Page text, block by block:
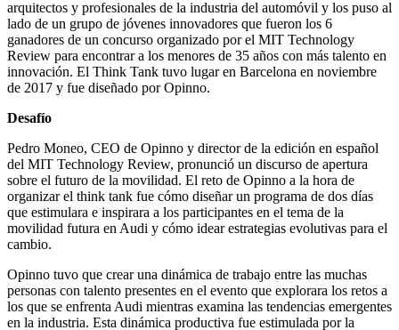
arquitectos y profesionales de la industria del automóvil y los puso al
lado de un grupo de jóvenes innovadores que fueron los 6
ganadores de un concurso organizado por el MIT Technology
Review para encontrar a los menores de 35 años con más talento en
innovación. El Think Tank tuvo lugar en Barcelona en noviembre
de 2017 y fue diseñado por Opinno.
Desafío
Pedro Moneo, CEO de Opinno y director de la edición en español
del MIT Technology Review, pronunció un discurso de apertura
sobre el futuro de la movilidad. El reto de Opinno a la hora de
organizar el think tank fue cómo diseñar un programa de dos días
que estimulara e inspirara a los participantes en el tema de la
movilidad futura en Audi y cómo idear estrategias evolutivas para el
cambio.
Opinno tuvo que crear una dinámica de trabajo entre las muchas
personas con talento presentes en el evento que explorara los retos a
los que se enfrenta Audi mientras examina las tendencias emergentes
en la industria. Esta dinámica productiva fue estimulada por la